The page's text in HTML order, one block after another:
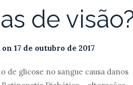
de
on 17 de outubro de 2017
de glicose no sangue causa danos